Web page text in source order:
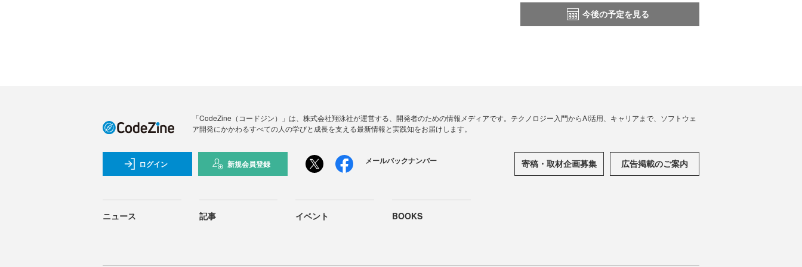
今後の予定を見る
「CodeZine（コードジン）」は、株式会社翔泳社が運営する、開発者のための情報メディアです。テクノロジー入門からAI活用、キャリアまで、ソフトウェ
ア開発にかかわるすべての人の学びと成長を支える最新情報と実践知をお届けします。
ログイン 新規会員登録 メールバックナンバー 寄稿・取材企画募集 広告掲載のご案内
ニュース 記事 イベント BOOKS